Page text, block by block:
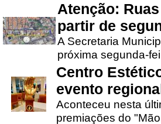
Atenção:
partir de
A Secretaria
próxima segunda-
Centro
evento
Aconteceu nesta
premiações do